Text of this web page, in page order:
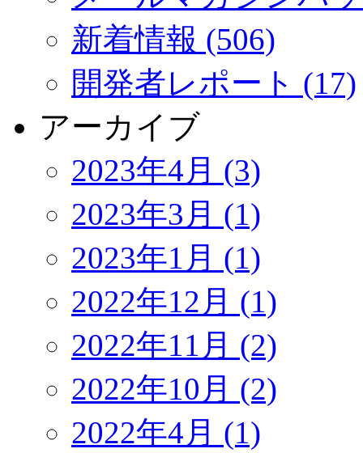
新着情報 (506)
開発者レポート (17)
アーカイブ
2023年4月 (3)
2023年3月 (1)
2023年1月 (1)
2022年12月 (1)
2022年11月 (2)
2022年10月 (2)
2022年4月 (1)